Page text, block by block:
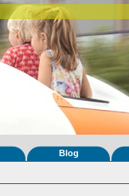
Blog